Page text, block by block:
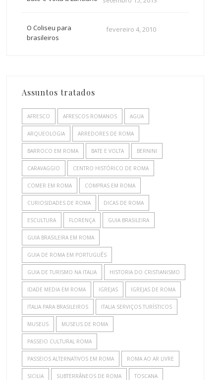
O Coliseu para
brasileiros
fevereiro 4, 2010
Assuntos tratados
AFRESCO AFRESCOS ROMANOS AGUA
ARQUEOLOGIA ARREDORES DE ROMA
BARROCO EM ROMA BATE E VOLTA BERNINI
CARAVAGGIO CENTRO HISTÓRICO DE ROMA
COMER EM ROMA COMPRAS EM ROMA
CURIOSIDADES DE ROMA DICAS DE ROMA
ESCULTURA FLORENÇA GUIA BRASILEIRA
GUIA BRASILEIRA EM ROMA
GUIA DE ROMA EM PORTUGUÊS
GUIA DE TURISMO NA ITALIA HISTORIA DO CRISTIANISMO
IDADE MEDIA EM ROMA IGREJAS IGREJAS DE ROMA
ITALIA PARA BRASILEIROS ITALIA SERVIÇOS TURÍSTICOS
MUSEUS MUSEUS DE ROMA
PASSEIO CULTURAL ROMA
PASSEIOS ALTERNATIVOS EM ROMA ROMA AO AR LIVRE
SICILIA SUBTERRÂNEOS DE ROMA TOSCANA